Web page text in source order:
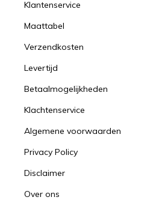
Klantenservice
Maattabel
Verzendkosten
Levertijd
Betaalmogelijkheden
Klachtenservice
Algemene voorwaarden
Privacy Policy
Disclaimer
Over ons